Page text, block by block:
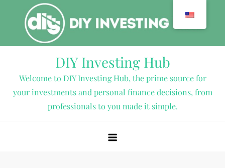
content
DIY Investing Hub
Welcome to DIY Investing Hub, the prime source for
your investments and personal finance decisions, from
professionals to you made it simple.